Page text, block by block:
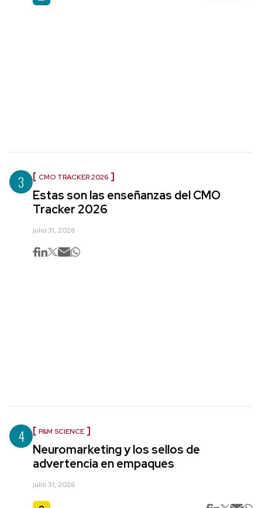
3 CMO TRACKER 2026
Estas son las enseñanzas del CMO
Tracker 2026
julio 31, 2026
4 P&M SCIENCE
Neuromarketing y los sellos de
advertencia en empaques
julio 31, 2026